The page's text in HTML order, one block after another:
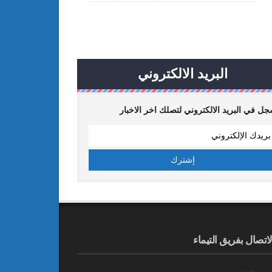
البريد الالكتروني
في البريد الالكتروني لتصلك اخر الاخبار
الاتصال بفريق التيماء